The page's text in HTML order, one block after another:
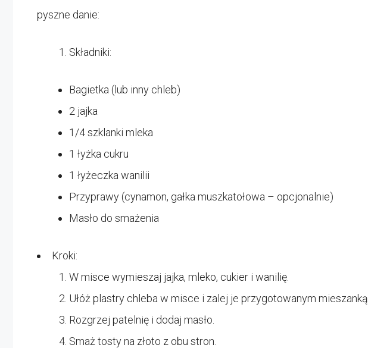
pyszne danie:
Składniki:
Bagietka (lub inny chleb)
2 jajka
1/4 szklanki mleka
1 łyżka cukru
1 łyżeczka wanilii
Przyprawy (cynamon, gałka muszkatołowa – opcjonalnie)
Masło do smażenia
Kroki:
W misce wymieszaj jajka, mleko, cukier i wanilię.
Ułóż plastry chleba w misce i zalej je przygotowanym mieszanką.
Rozgrzej patelnię i dodaj masło.
Smaż tosty na złoto z obu stron.